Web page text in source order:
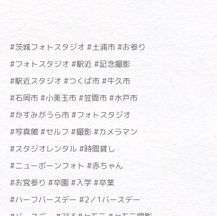
#茨城フォトスタジオ #土浦市 #お参り
#フォトスタジオ #駅近 #記念撮影
#駅近スタジオ #つくば市 #牛久市
#石岡市 #小美玉市 #笠間市 #水戸市
#かすみがうら市 #フォトスタジオ
#写真館 #セルフ #撮影 #カメラマン
#スタジオレンタル #時間貸し
#ニューボーンフォト #赤ちゃん
#お宮参り #卒園 #入学 #卒業
#ハーフバースデー #2／1バースデー